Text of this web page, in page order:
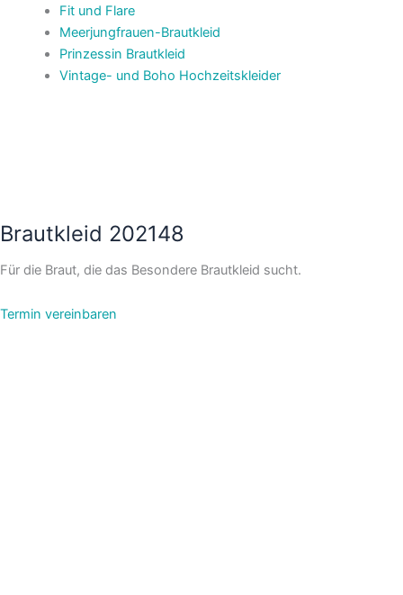
Fit und Flare
Meerjungfrauen-Brautkleid
Prinzessin Brautkleid
Vintage- und Boho Hochzeitskleider
Brautkleid 202148
Für die Braut, die das Besondere Brautkleid sucht.
Termin vereinbaren